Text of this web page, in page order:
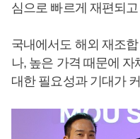
심으로 빠르게 재편되
국내에서도 해외 재조
나, 높은 가격 때문에 자
대한 필요성과 기대가